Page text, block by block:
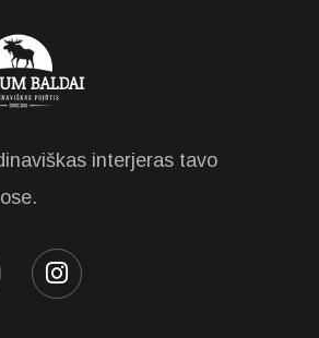
interjeras tavo